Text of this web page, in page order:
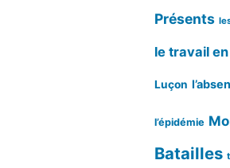
Présents
le travail
Luçon
l’épidémie
Batailles